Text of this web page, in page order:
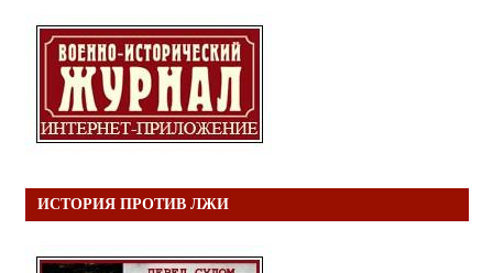
ИСТОРИЯ ПРОТИВ ЛЖИ